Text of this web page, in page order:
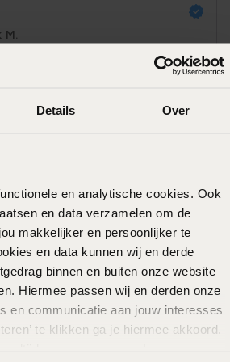
Details Over
en analytische cookies. Ook
en data verzamelen om de
makkelijker en persoonlijker te
en data kunnen wij en derde
binnen en buiten onze website
Hiermee passen wij en derden onze
en communicatie aan jouw interesses
te klikken ga je hiermee akkoord.
M.
maat & bestel
jou